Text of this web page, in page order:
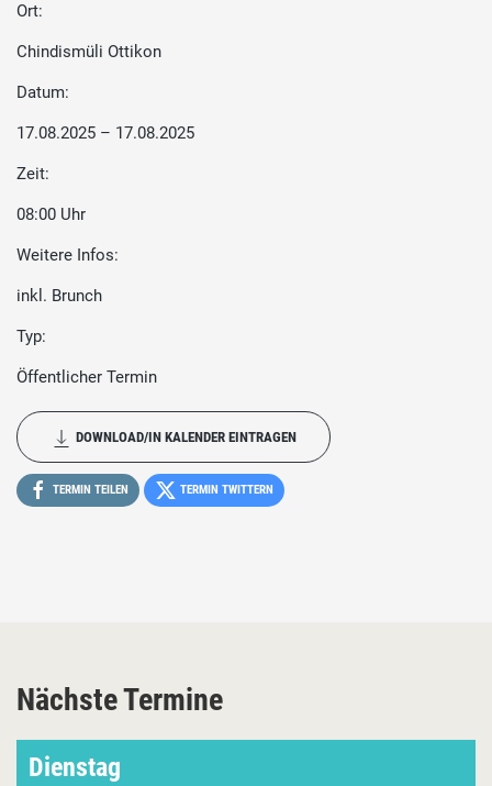
Ort:
Chindismüli Ottikon
Datum:
17.08.2025 – 17.08.2025
Zeit:
08:00 Uhr
Weitere Infos:
inkl. Brunch
Typ:
Öffentlicher Termin
DOWNLOAD/IN KALENDER EINTRAGEN
TERMIN TEILEN TERMIN TWITTERN
Nächste Termine
Dienstag